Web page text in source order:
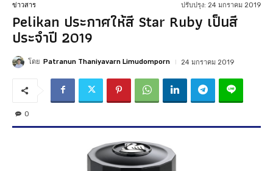
ข่าวสาร ปรับปรุง: 24 มกราคม 2019
Pelikan ประกาศให้สี Star Ruby เป็นสี
ประจำปี 2019
โดย Patranun Thaniyavarn Limudomporn 24 มกราคม 2019
0